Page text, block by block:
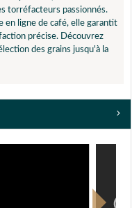
4 3/5
5 pour plus de texture
torréfacteurs passionnés.
en ligne de café, elle garantit
précise. Découvrez
des grains jusqu'à la